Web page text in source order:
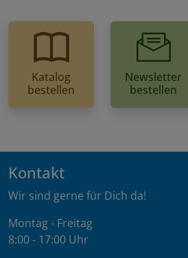
Katalog
bestellen
Newsletter
bestellen
Kontakt
Wir sind gerne für Dich da!
Montag - Freitag
8:00 - 17:00 Uhr